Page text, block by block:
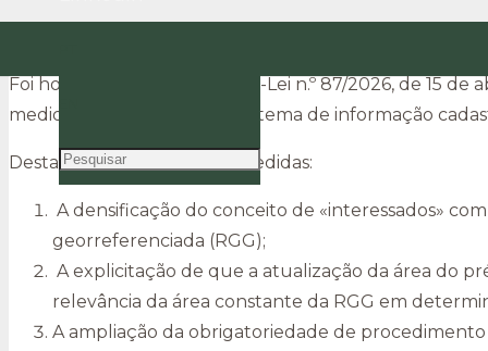
Foi hoje publicado o Decreto-Lei n.º 87/2026, de 15 de
medidas relativamente ao sistema de informação
Destacam-se as seguintes medidas:
A densificação do conceito de «interessados»
georreferenciada (RGG);
A explicitação de que a atualização da área do
relevância da área constante da RGG em
A ampliação da obrigatoriedade de